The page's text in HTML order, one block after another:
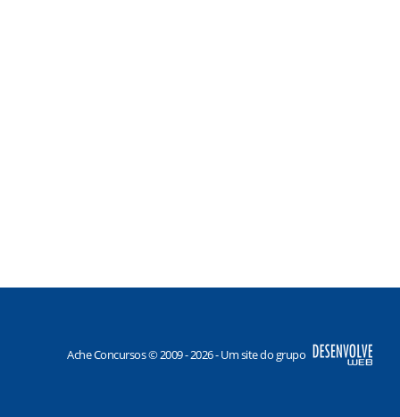
Ache Concursos © 2009 - 2026 - Um site do grupo